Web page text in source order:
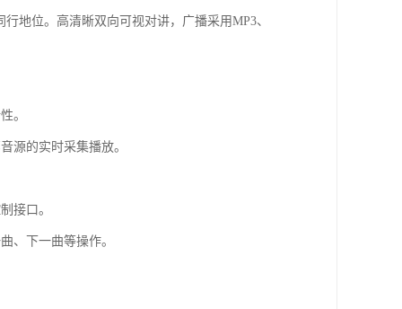
地位。高清晰双向可视对讲，广播采用MP3、
。
源的实时采集播放。
接口。
、下一曲等操作。